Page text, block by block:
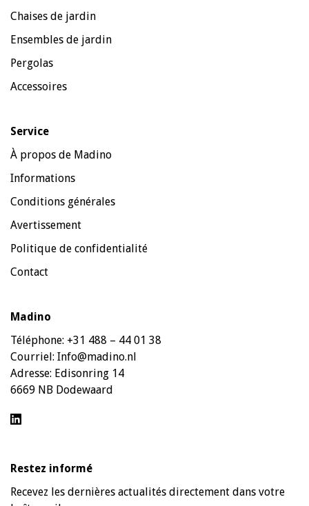
Chaises de jardin
Ensembles de jardin
Pergolas
Accessoires
Service
À propos de Madino
Informations
Conditions générales
Avertissement
Politique de confidentialité
Contact
Madino
Téléphone: +31 488 – 44 01 38
Courriel: Info@madino.nl
Adresse: Edisonring 14
6669 NB Dodewaard
Restez informé
Recevez les dernières actualités directement dans votre